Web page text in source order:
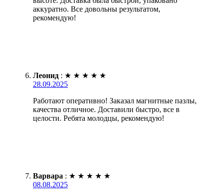
аккуратно. Все довольны результатом,
рекомендую!
Леонид : ★ ★ ★ ★ ★
28.09.2025
Работают оперативно! Заказал магнитные пазлы,
качества отличное. Доставили быстро, все в
целости. Ребята молодцы, рекомендую!
Варвара : ★ ★ ★ ★ ★
08.08.2025